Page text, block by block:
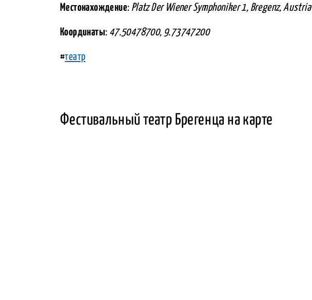
Местонахождение: Platz Der Wiener Symphoniker 1, Bregenz, Austria
Координаты: 47.50478700, 9.73747200
#театр
Фестивальный театр Брегенца на карте